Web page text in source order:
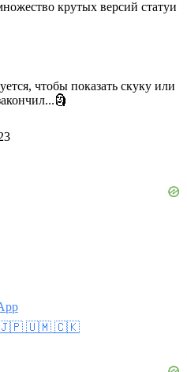
крутых версий статуи
чтобы показать скуку или
🇯🇵 🇺🇲 🇨🇰